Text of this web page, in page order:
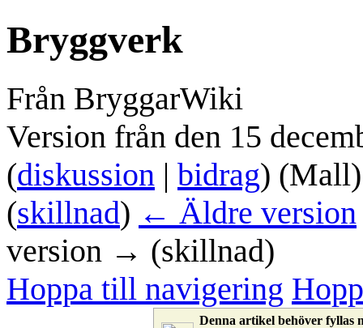
Bryggverk
Från BryggarWiki
Version från den 15
(diskussion | bidrag) (Mall)
(skillnad) ← Äldre version
version → (skillnad)
Hoppa till navigering
Denna artikel behöver fyllas